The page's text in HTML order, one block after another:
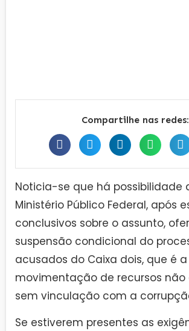
Compartilhe nas redes:
Noticia-se que há possibilidade
Ministério Público Federal, após
conclusivos sobre o assunto,
suspensão condicional do
acusados do Caixa dois, que é a
movimentação de recursos não
sem vinculação com a
Se estiverem presentes as